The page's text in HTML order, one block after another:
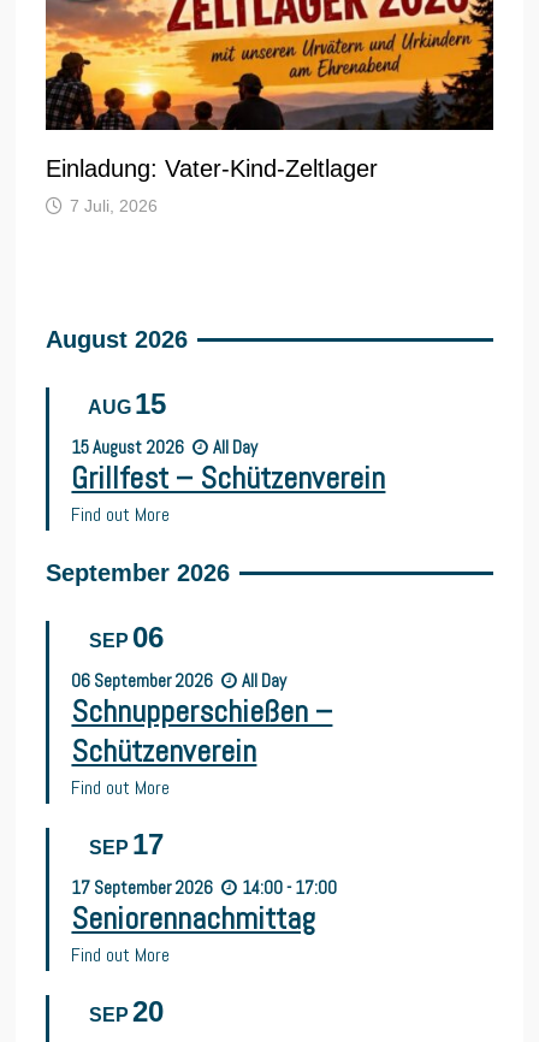
Einladung: Vater-Kind-Zeltlager
7 Juli, 2026
August 2026
AUG 15
15August 2026 All Day
Grillfest – Schützenverein
Find out More
September 2026
SEP 06
06 September2026 All Day
Schnupperschießen –
Schützenverein
Find out More
SEP 17
17 September2026 14:00 - 17:00
Seniorennachmittag
Find out More
SEP 20